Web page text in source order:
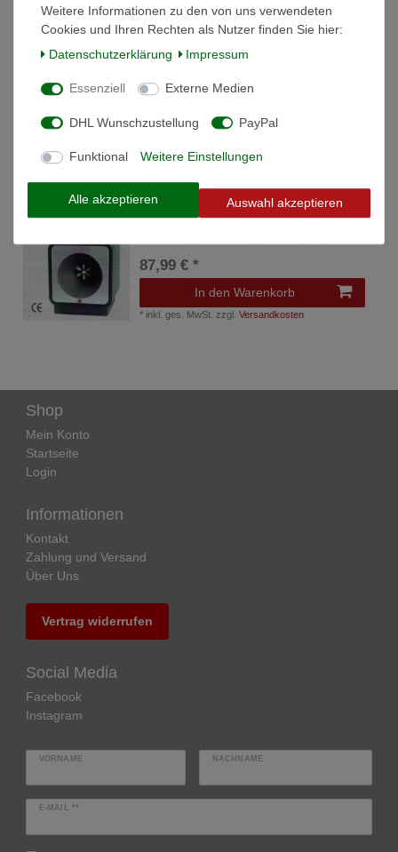
In den Warenkorb
* inkl. ges. MwSt.zzgl.Versandkosten
Wühlmaus Schussgerät.mit 50 X Kart. 70983
Garten Beete Grund und Boden
84,50 € *
In den Warenkorb
87,99 € *
In den Warenkorb
* inkl. ges. MwSt. zzgl.Versandkosten
Shop
Mein Konto
Startseite
Login
Informationen
Kontakt
Zahlung und Versand
Über Uns
Vertrag widerrufen
Social Media
Facebook
Instagram
VORNAME NACHNAME
E-MAIL **
Weitere Informationen zu den von uns verwendeten
Cookies und Ihren Rechten als Nutzer finden Sie hier:
Daten­schutz­erklärung
Impressum
Essenziell Externe Medien
DHL Wunschzustellung PayPal
Funktional Weitere Einstellungen
Alle akzeptieren Auswahl akzeptieren